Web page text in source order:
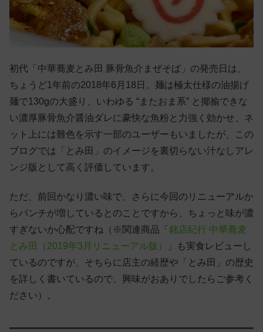
初代「中華蕎麦とみ田 豚骨魚介まぜそば」の発売日は、
ちょうど1年前の2018年6月18日。麺は極太仕様の油揚げ
麺で130gの大盛り、いわゆる “またおま系” と揶揄できな
い濃厚豚骨魚介醤油ダレに豪快な魚粉と力強く効かせ、ネ
ット上には難色を示す一部のユーザーもいましたが、この
ブログでは「とみ田」のイメージを裏切らない汁なしアレ
ンジ版として高く評価しています。
ただ、前回かなり濃い味で、さらに今回のリニューアルか
らパンチが増しているとのことですから、ちょっと味が濃
すぎないか心配ですね（※関連商品「 銘店紀行 中華蕎麦
とみ田（2019年3月リニューアル版）
」も実食レビューし
ているのですが、そちらに店主の経歴や「とみ田」の歴史
を詳しく書いているので、興味がおありでしたらご参考く
ださい）。